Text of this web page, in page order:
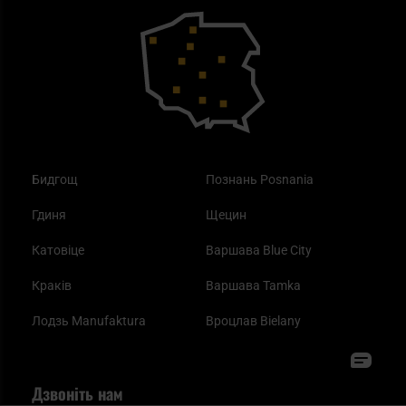
Бидгощ
Гдиня
Катовіце
Краків
Лодзь Manufaktura
Познань Posnania
Щецин
Варшава Blue City
Варшава Tamka
Вроцлав Bielany
Як працює маска від смогу?
Найкращі спальні мішки на осінь
Дзвоніть нам